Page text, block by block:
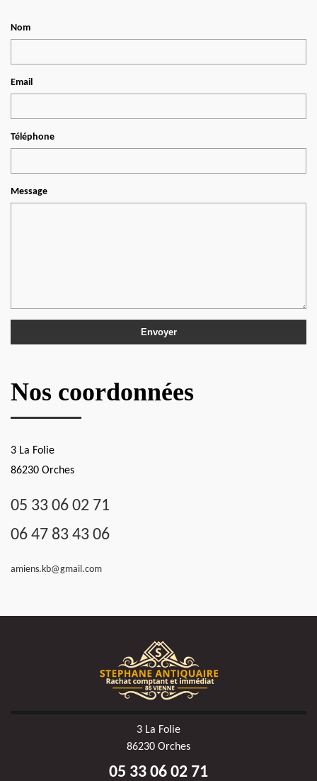
Nom
Email
Téléphone
Message
Nos coordonnées
3 La Folie
86230 Orches
05 33 06 02 71
06 47 83 43 06
amiens.kb@gmail.com
3 La Folie
86230 Orches
05 33 06 02 71